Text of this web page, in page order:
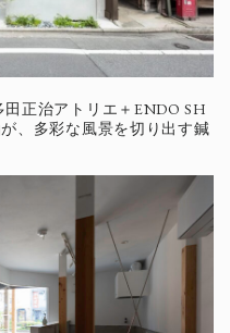
正治アトリエ＋ENDO SH
、多彩な風景を切り出す鍼